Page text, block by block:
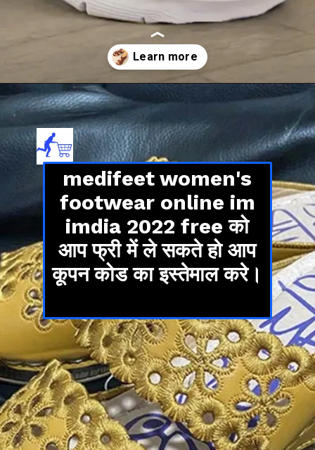
Openinghttps://review4.in/shop
medifeet women's
footwear online im
imdia 2022 free को
आप फ्री में ले सकते हो आप
कूपन कोड का इस्तेमाल करे।